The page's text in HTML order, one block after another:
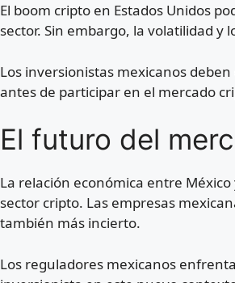
El boom cripto en Estados Unidos
sector. Sin embargo, la volatilidad
Los inversionistas mexicanos
antes de participar en el mercado
El futuro del
La relación económica entre
sector cripto. Las empresas
también más incierto.
Los reguladores mexicanos